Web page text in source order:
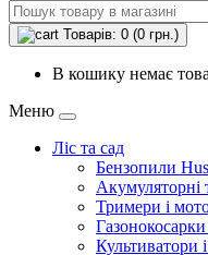
Товарів: 0 (0 грн.)
В кошику немає
Меню
Ліс та сад
Бензопили
Акумуляторні
Тримери і
Культиватори